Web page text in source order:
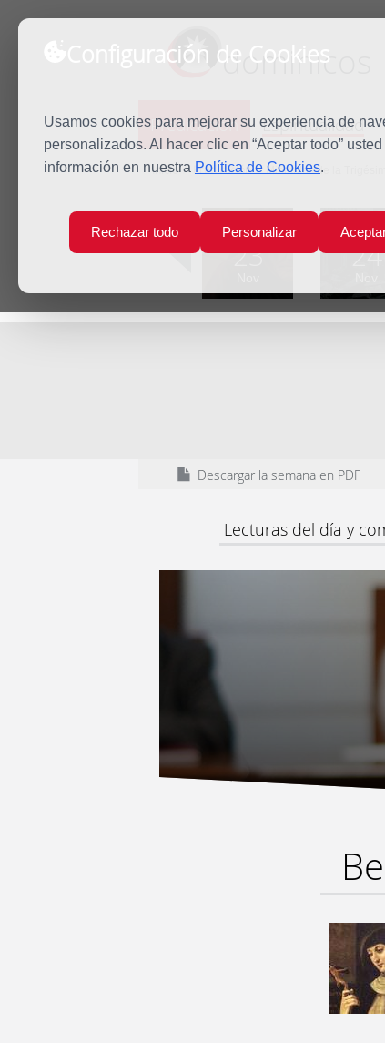
Configuración de Cookies
Usamos cookies para mejorar su experiencia de
personalizados. Al hacer clic en “Aceptar todo”
información en nuestra Política de Cookies.
Rechazar todo Personalizar
dominicos
Predicación Espiritualidad
Inicio Predicación Miércoles de la
Lun
23
Mar
24
Descargar la semana en PDF
Lecturas del día y